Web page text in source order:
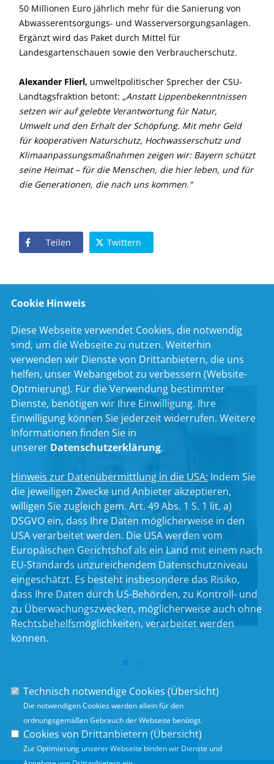
50 Millionen Euro jährlich mehr für die Sanierung von
Abwasserentsorgungs- und Wasserversorgungsanlagen.
Ergänzt wird das Paket durch Mittel für
Landesgartenschauen sowie den Verbraucherschutz.
Alexander Flierl, umweltpolitischer Sprecher der CSU-
Landtagsfraktion betont: Anstatt Lippenbekenntnissen
setzen wir auf gelebte Verantwortung für Natur,
Umwelt und den Erhalt der Schöpfung. Mit mehr Geld
für kooperativen Naturschutz, Hochwasserschutz und
Klimaanpassungsmaßnahmen zeigen wir: Bayern schützt
seine Heimat – für die Menschen, die hier leben, und für
die Generationen, die nach uns kommen."
Teilen Twittern
Zu den Personen
Jürgen Baumgärtner
SITEMAP
Cookie Hinweis
Diese Webseite verwendet Cookies, die notwendig
sind, um die Webseite zu nutzen. Weiterhin
verwenden wir Dienste von Drittanbietern, die uns
helfen, unser Webangebot zu verbessern (Website-
Optmierung). Für die Verwendung bestimmter
Dienste, benötigen wir Ihre Einwilligung. Ihre
Einwilligung können Sie jederzeit widerrufen. Weitere
Informationen finden Sie in
unserer Datenschutzerklärung.
Hinweis zur Datenübermittlung in die USA: Indem Sie
die jeweiligen Zwecke und Anbieter akzeptieren,
willigen Sie zugleich gem. Art. 49 Abs. 1 S. 1 lit. a)
DSGVO ein, dass Ihre Daten möglicherweise in den
USA verarbeitet werden. Die USA werden vom
Europäischen Gerichtshof als ein Land mit einem nach
EU-Standards unzureichendem Datenschutzniveau
eingeschätzt. Es besteht insbesondere das Risiko,
dass Ihre Daten durch US-Behörden, zu Kontroll- und
zu Überwachungszwecken, möglicherweise auch ohne
Rechtsbehelfsmöglichkeiten, verarbeitet werden
können.
Technisch notwendige Cookies (Übersicht)
Die notwendigen Cookies werden allein für den
ordnungsgemäßen Gebrauch der Webseite benötigt.
Cookies von Drittanbietern (Übersicht)
Zur Optimierung unserer Webseite binden wir Dienste und